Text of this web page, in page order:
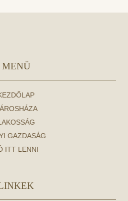
MENÜ
GAZDASÁG
ITT LENNI